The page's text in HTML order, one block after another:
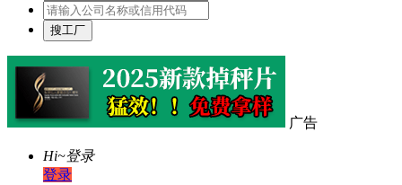
广告
Hi~登录
登录